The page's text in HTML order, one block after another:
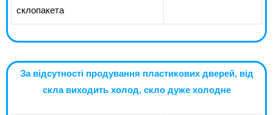
склопакета
За відсутності продування пластикових дверей, від
скла виходить холод, скло дуже холодне